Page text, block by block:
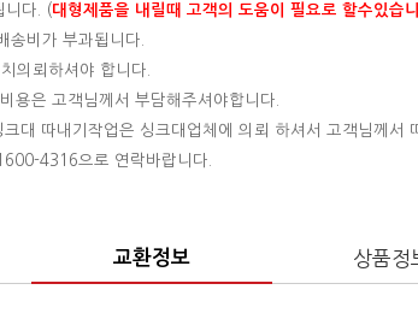
니다. (대형제품을 내릴때 고객의 도움이 필요로 할수있습
송비가 부과됩니다.
의뢰하셔야 합니다.
용은 고객님께서 부담해주셔야합니다.
대 따내기작업은 싱크대업체에 의뢰 하셔서 고객님께서
4316으로 연락바랍니다.
교환정보 상품정